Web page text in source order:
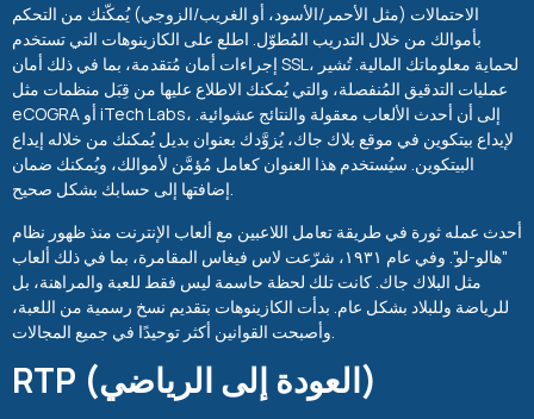
الاحتمالات (مثل الأحمر/الأسود، أو الغريب/الزوجي) يُمكّنك من التحكم
بأموالك من خلال التدريب المُطوّل. اطلع على الكازينوهات التي تستخدم
إجراءات أمان مُتقدمة، بما في ذلك أمان SSL، لحماية معلوماتك المالية. تُشير
عمليات التدقيق المُنفصلة، ​​والتي يُمكنك الاطلاع عليها من قِبَل منظمات مثل
eCOGRA أو iTech Labs، إلى أن أحدث الألعاب معقولة والنتائج عشوائية.
لإيداع بيتكوين في موقع بلاك جاك، يُزوَّدك بعنوان بديل يُمكنك من خلاله إيداع
البيتكوين. سيُستخدم هذا العنوان كعامل مُؤمَّن لأموالك، ويُمكنك ضمان
إضافتها إلى حسابك بشكل صحيح.
أحدث عمله ثورة في طريقة تعامل اللاعبين مع ألعاب الإنترنت منذ ظهور نظام
"هالو-لو". وفي عام ١٩٣١، شرّعت لاس فيغاس المقامرة، بما في ذلك ألعاب
مثل البلاك جاك. كانت تلك لحظة حاسمة ليس فقط للعبة والمراهنة، بل
للرياضة وللبلاد بشكل عام. بدأت الكازينوهات بتقديم نسخ رسمية من اللعبة،
وأصبحت القوانين أكثر توحيدًا في جميع المجالات.
RTP (العودة إلى الرياضي)